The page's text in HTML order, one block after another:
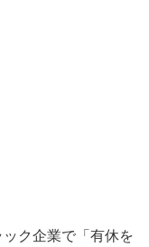
ク企業で「有休を